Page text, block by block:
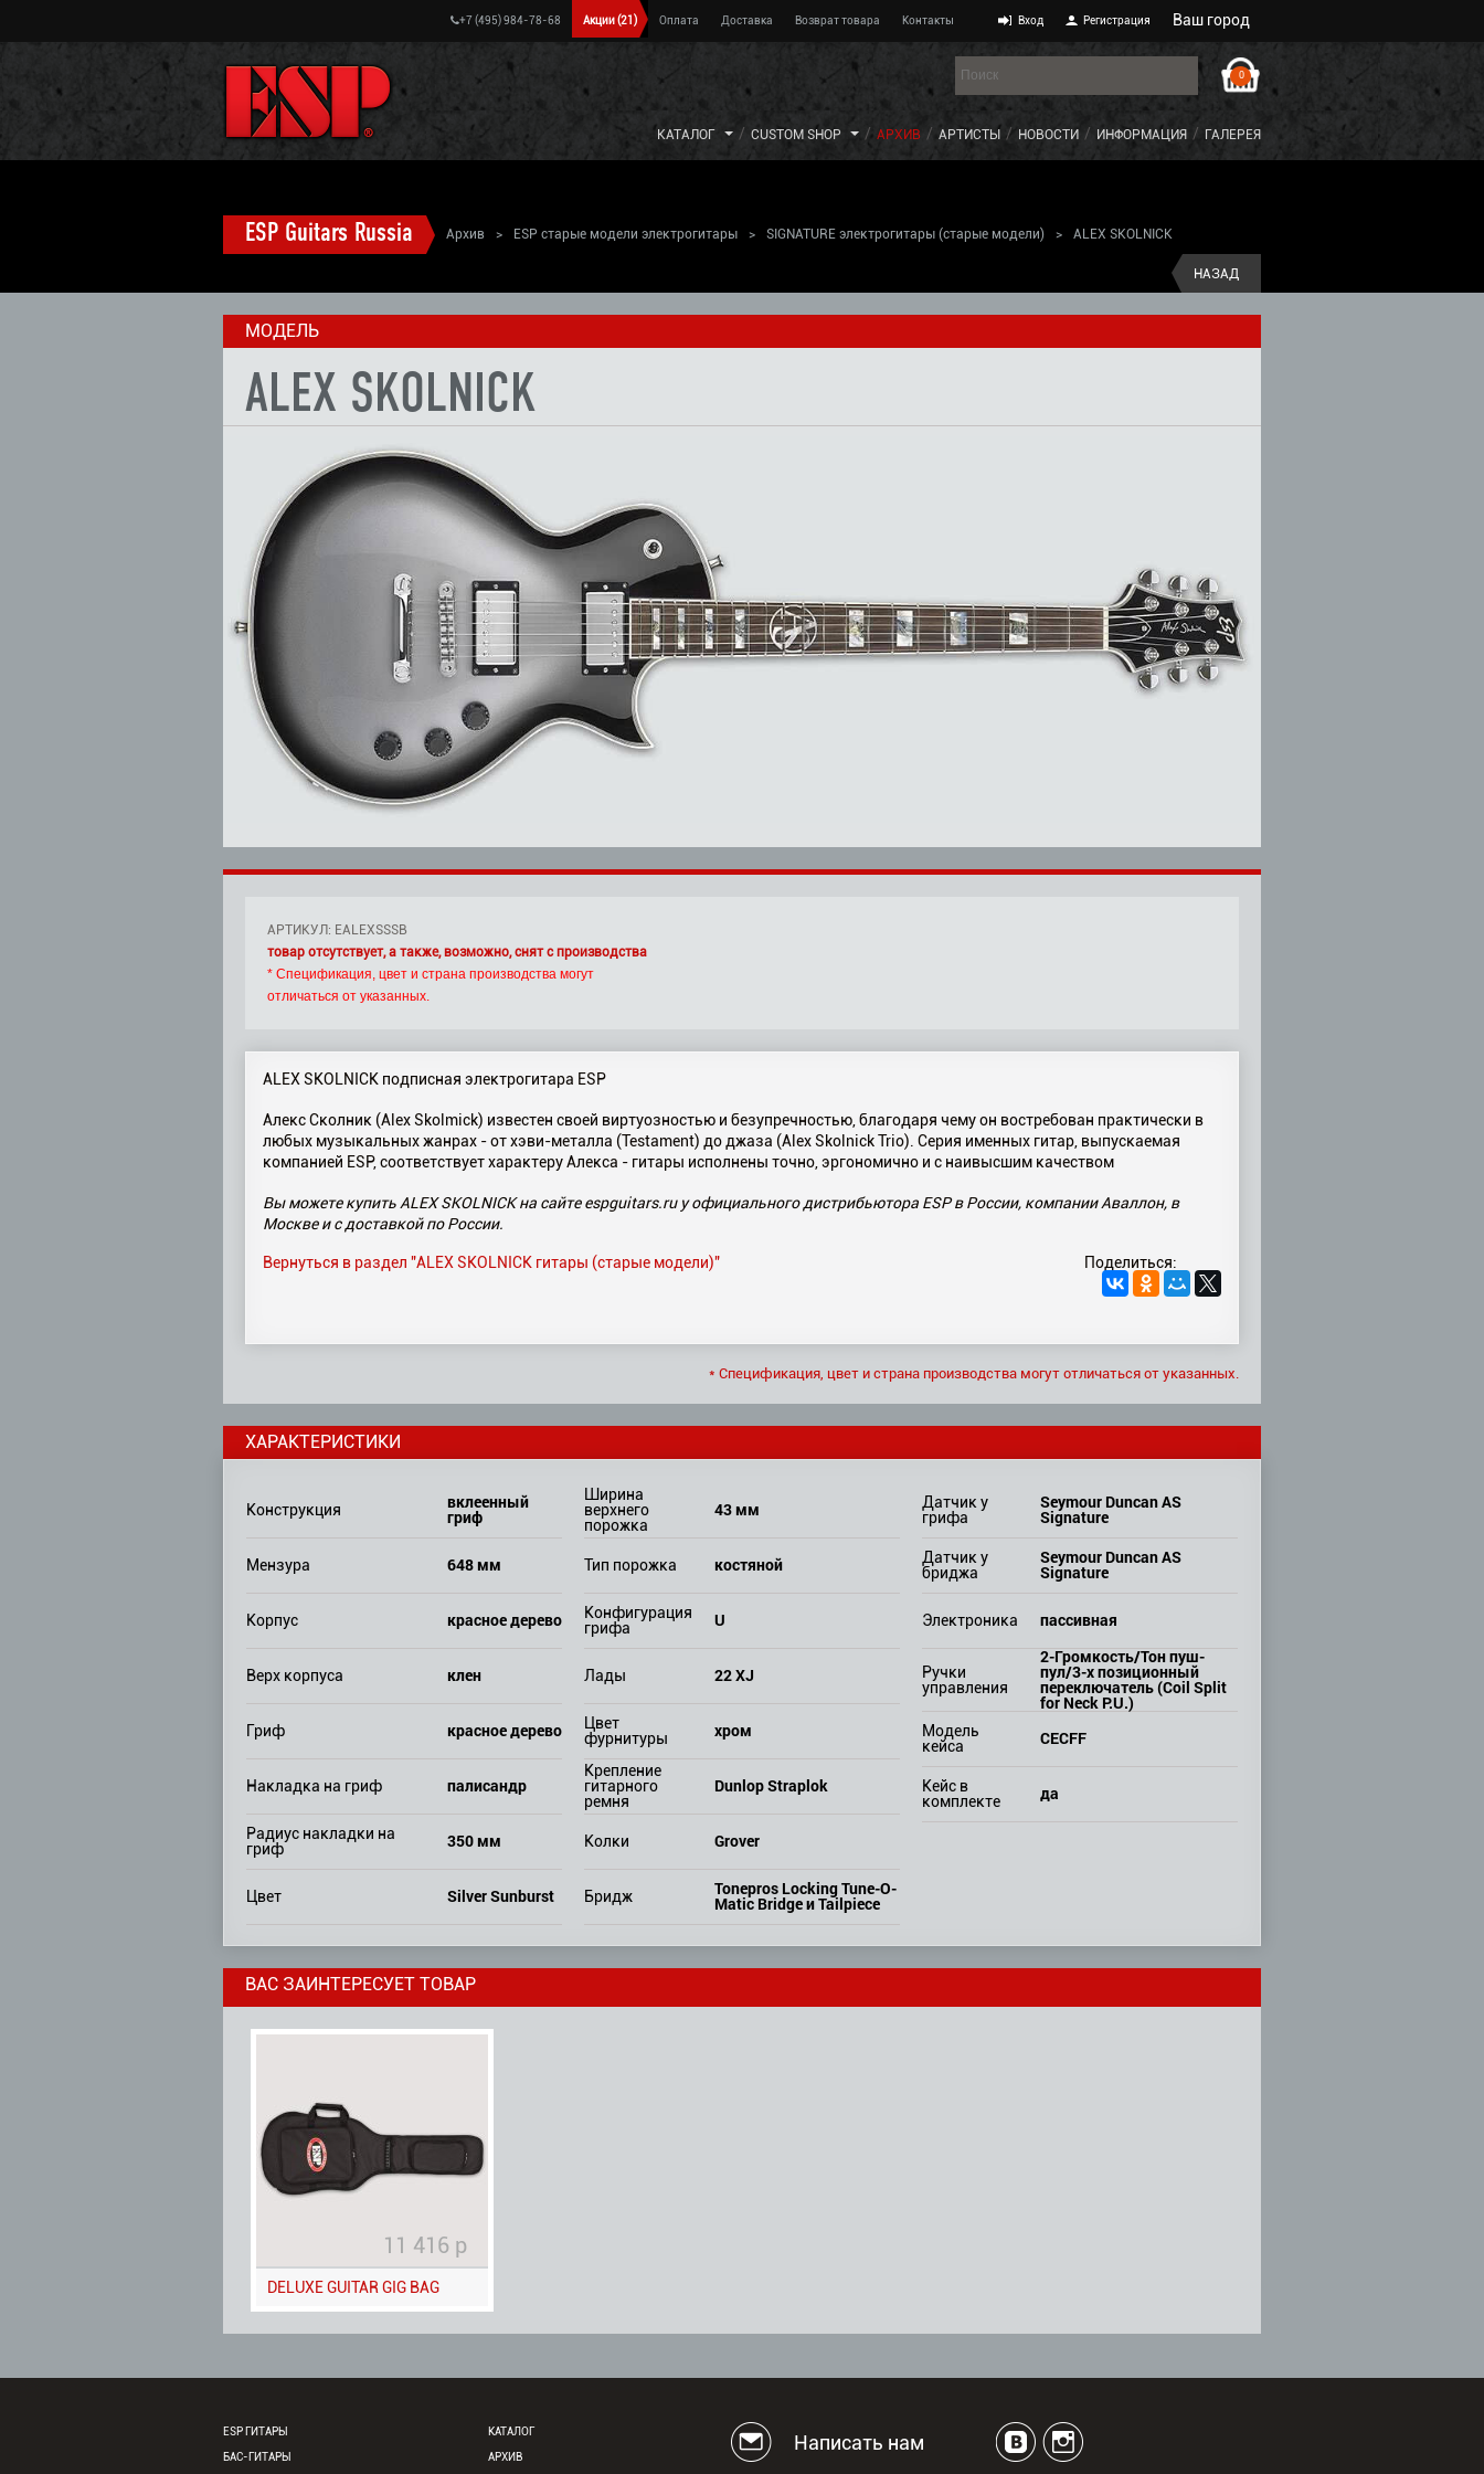
0
КАТАЛОГ CUSTOM SHOP АРХИВ АРТИСТЫ НОВОСТИ ИНФОРМАЦИЯ ГАЛЕРЕЯ
+7 (495) 984-78-68 Акции(21) Оплата Доставка Возврат товара Контакты Вход Регистрация Ваш город
ESP Guitars Russia Архив > ESP старые модели электрогитары > SIGNATURE электрогитары (старые модели) > ALEX SKOLNICK
НАЗАД
МОДЕЛЬ
ALEX SKOLNICK
АРТИКУЛ: EALEXSSSB
товар отсутствует, а также, возможно, снят с производства
* Спецификация, цвет и страна производства могут
отличаться от указанных.
ALEX SKOLNICK подписная электрогитара ESP
Алекс Сколник (Alex Skolmick) известен своей виртуозностью и безупречностью, благодаря чему он востребован практически в
любых музыкальных жанрах - от хэви-металла (Testament) до джаза (Alex Skolnick Trio). Серия именных гитар, выпускаемая
компанией ESP, соответствует характеру Алекса - гитары исполнены точно, эргономично и с наивысшим качеством
Вы можете купить ALEX SKOLNICK на сайте espguitars.ru у официального дистрибьютора ESP в России, компании Аваллон, в
Москве и с доставкой по России.
Поделиться:
Вернуться в раздел "ALEX SKOLNICK гитары (старые модели)"
* Спецификация, цвет и страна производства могут отличаться от указанных.
ХАРАКТЕРИСТИКИ
Конструкция вклеенный
гриф
Мензура 648 мм
Корпус красное дерево
Верх корпуса клен
Гриф красное дерево
Накладка на гриф палисандр
Радиус накладки на
гриф
350 мм
Цвет Silver Sunburst
Ширина
верхнего
порожка
43 мм
Тип порожка костяной
Конфигурация
грифа
U
Лады 22 XJ
Цвет
фурнитуры
хром
Крепление
гитарного
ремня
Dunlop Straplok
Колки Grover
Бридж Tonepros Locking Tune-O-
Matic Bridge и Tailpiece
Датчик у
грифа
Seymour Duncan AS
Signature
Датчик у
бриджа
Seymour Duncan AS
Signature
Электроника пассивная
Ручки
управления
2-Громкость/Тон пуш-
пул/3-х позиционный
переключатель (Coil Split
for Neck P.U.)
Модель
кейса
CECFF
Кейс в
комплекте
да
ВАС ЗАИНТЕРЕСУЕТ ТОВАР
11 416 р
DELUXE GUITAR GIG BAG
ESP ГИТАРЫ
БАС-ГИТАРЫ
КАТАЛОГ
АРХИВ
Написать нам